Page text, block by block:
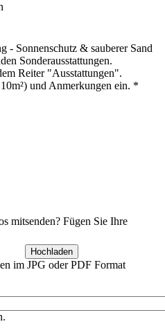
- Sonnenschutz & sauberer Sand
Sonderausstattungen.
Reiter "Ausstattungen".
und Anmerkungen ein. *
mitsenden? Fügen Sie Ihre
im JPG oder PDF Format